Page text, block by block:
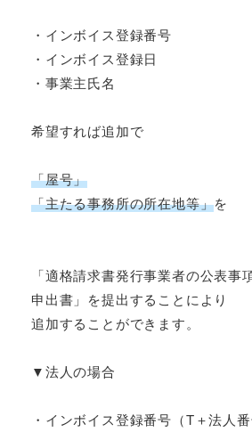
・インボイス登録番号
・インボイス登録日
・事業主氏名
希望すれば追加で
「屋号」
「主たる事務所の所在地等」を
「適格請求書発行事業者の公表事
申出書」を提出することにより
追加することができます。
▼法人の場合
・インボイス登録番号（T＋法人番